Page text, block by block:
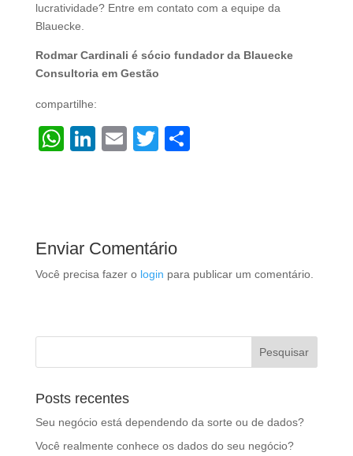
lucratividade? Entre em contato com a equipe da
Blauecke.
Rodmar Cardinali é sócio fundador da Blauecke
Consultoria em Gestão
compartilhe:
W
A
p
Li
dI
n
E
T
Enviar Comentário
Você precisa fazer o login para publicar um comentário.
Posts recentes
Seu negócio está dependendo da sorte ou de dados?
Você realmente conhece os dados do seu negócio?